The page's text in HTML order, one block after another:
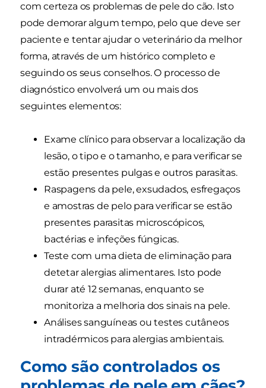
com certeza os problemas de pele do cão. Isto
pode demorar algum tempo, pelo que deve ser
paciente e tentar ajudar o veterinário da melhor
forma, através de um histórico completo e
seguindo os seus conselhos. O processo de
diagnóstico envolverá um ou mais dos
seguintes elementos:
Exame clínico para observar a localização da
lesão, o tipo e o tamanho, e para verificar se
estão presentes pulgas e outros parasitas.
Raspagens da pele, exsudados, esfregaços
e amostras de pelo para verificar se estão
presentes parasitas microscópicos,
bactérias e infeções fúngicas.
Teste com uma dieta de eliminação para
detetar alergias alimentares. Isto pode
durar até 12 semanas, enquanto se
monitoriza a melhoria dos sinais na pele.
Análises sanguíneas ou testes cutâneos
intradérmicos para alergias ambientais.
Como são controlados os